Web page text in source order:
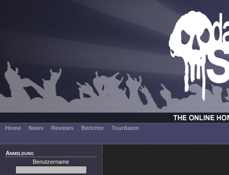
Home News Reviews Berichte Tourdaten
Anmeldung
Benutzername